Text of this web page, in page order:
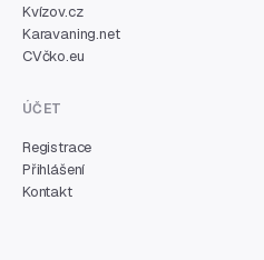
Kvízov.cz
Karavaning.net
CVčko.eu
ÚČET
Registrace
Přihlášení
Kontakt